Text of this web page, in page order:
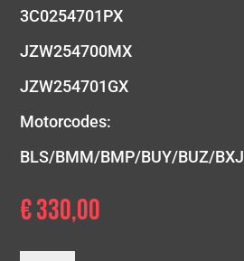
3C0254701PX
JZW254700MX
JZW254701GX
Motorcodes:
BLS/BMM/BMP/BUY/BUZ/BXJ
€330,00